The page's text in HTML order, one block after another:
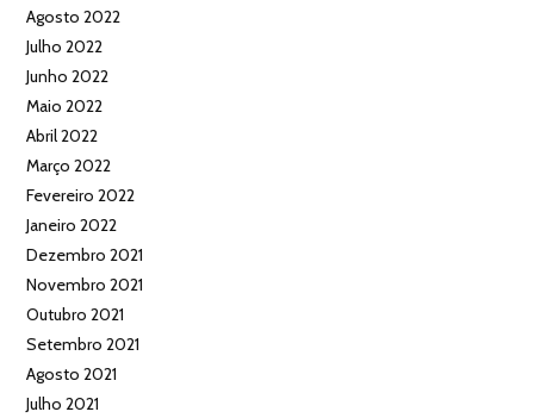
Agosto 2022
Julho 2022
Junho 2022
Maio 2022
Abril 2022
Março 2022
Fevereiro 2022
Janeiro 2022
Dezembro 2021
Novembro 2021
Outubro 2021
Setembro 2021
Agosto 2021
Julho 2021